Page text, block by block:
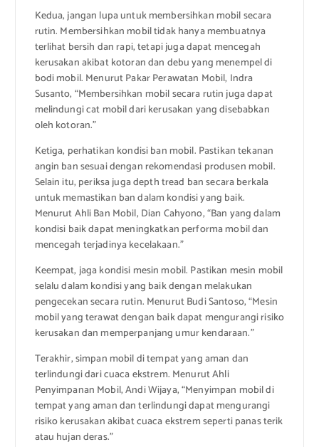
Kedua, jangan lupa untuk membersihkan mobil secara
rutin. Membersihkan mobil tidak hanya membuatnya
terlihat bersih dan rapi, tetapi juga dapat mencegah
kerusakan akibat kotoran dan debu yang menempel di
bodi mobil. Menurut Pakar Perawatan Mobil, Indra
Susanto, “Membersihkan mobil secara rutin juga dapat
melindungi cat mobil dari kerusakan yang disebabkan
oleh kotoran.”
Ketiga, perhatikan kondisi ban mobil. Pastikan tekanan
angin ban sesuai dengan rekomendasi produsen mobil.
Selain itu, periksa juga depth tread ban secara berkala
untuk memastikan ban dalam kondisi yang baik.
Menurut Ahli Ban Mobil, Dian Cahyono, “Ban yang dalam
kondisi baik dapat meningkatkan performa mobil dan
mencegah terjadinya kecelakaan.”
Keempat, jaga kondisi mesin mobil. Pastikan mesin mobil
selalu dalam kondisi yang baik dengan melakukan
pengecekan secara rutin. Menurut Budi Santoso, “Mesin
mobil yang terawat dengan baik dapat mengurangi risiko
kerusakan dan memperpanjang umur kendaraan.”
Terakhir, simpan mobil di tempat yang aman dan
terlindungi dari cuaca ekstrem. Menurut Ahli
Penyimpanan Mobil, Andi Wijaya, “Menyimpan mobil di
tempat yang aman dan terlindungi dapat mengurangi
risiko kerusakan akibat cuaca ekstrem seperti panas terik
atau hujan deras.”